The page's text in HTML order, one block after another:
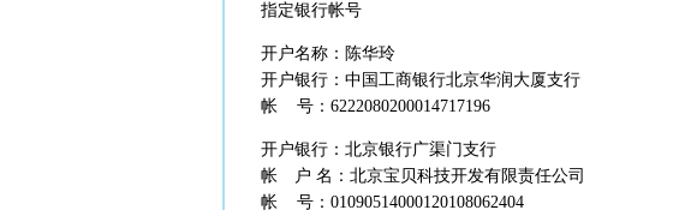
指定银行帐号
开户名称：陈华玲
开户银行：中国工商银行北京华润大厦支行
帐 号：6222080200014717196
开户银行：北京银行广渠门支行
帐 户 名：北京宝贝科技开发有限责任公司
帐 号：01090514000120108062404